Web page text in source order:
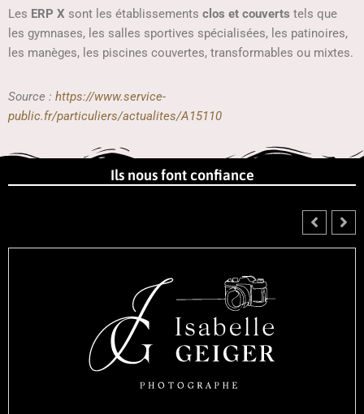
Les ERP X sont les établissements clos et couverts tels que
les gymnases, les salles sportives spécialisées, les patinoires,
les manèges, les piscines couvertes, transformables ou mixtes.
Source : https://www.service-
public.fr/particuliers/actualites/A15110
Ils nous font confiance